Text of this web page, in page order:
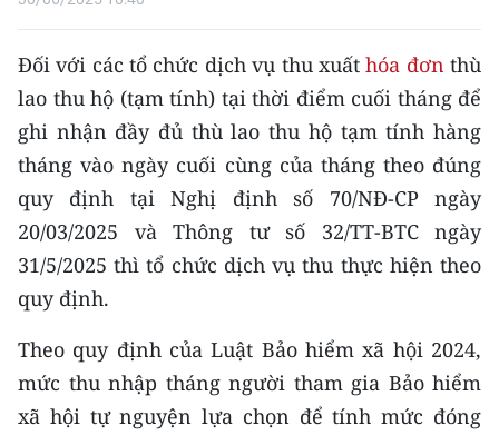
Media Du lịch
Media Thế giới
Media Thể thao
Media Giáo dục
Media Y tế
Media Môi trường
Ảnh
Đối với các tổ chức dịch vụ thu xuấthóa đơn thù
lao thu hộ (tạm tính) tại thời điểm cuối tháng để
ghi nhận đầy đủ thù lao thu hộ tạm tính hàng
tháng vào ngày cuối cùng của tháng theo đúng
quy định tại Nghị định số 70/NĐ-CP ngày
20/03/2025 và Thông tư số 32/TT-BTC ngày
31/5/2025 thì tổ chức dịch vụ thu thực hiện theo
quy định.
Theo quy định của Luật Bảo hiểm xã hội 2024,
mức thu nhập tháng người tham gia Bảo hiểm
xã hội tự nguyện lựa chọn để tính mức đóng